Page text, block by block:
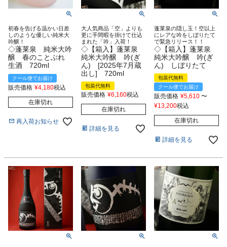
初春を告げる温かい日差
しのような優しい純米大
吟醸！
◇蓬莱泉 純米大吟
醸 春のことぶれ
生酒 720ml
クール便でお届け
販売価格 ¥4,180税込
在庫切れ
再入荷お知らせ
大人気商品「空」よりも
更に手間暇を掛けて仕込
まれた「吟」入荷！
◇【箱入】蓬莱泉
純米大吟醸 吟(ぎ
ん) [2025年7月蔵
出し] 720ml
包装代無料
販売価格 ¥6,160税込
在庫切れ
詳細を見る
蓬莱泉の隠し玉！空以上
にレアな吟をしぼりたて
で緊急リリース！！
◇【箱入】蓬莱泉
純米大吟醸 吟(ぎ
ん) しぼりたて
包装代無料
クール便でお届け
販売価格 ¥5,610 〜
¥13,200税込
在庫切れ
詳細を見る